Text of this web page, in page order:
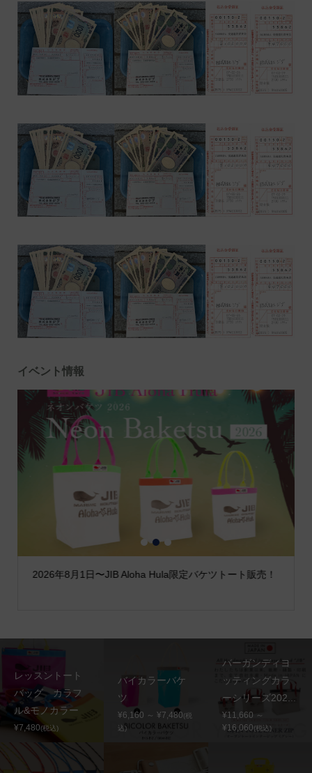
イベント情報
2026年8月1日〜JIB Aloha Hula限定バケツトート販売！
1 2 3
レッスントート
バッグ カラフ
ル&モノカラー
¥7,480(税込)
バイカラーバケ
ツ
¥6,160 ～ ¥7,480(税
込)
バーガンディヨ
ッティングカラ
ーシリーズ202...
¥11,660 ～
¥16,060(税込)